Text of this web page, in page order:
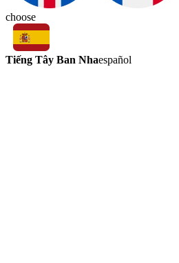
choose
Tiếng Tây Ban Nhaespañol